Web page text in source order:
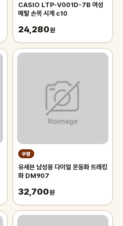
CASIO LTP-V001D-7B 여성
메탈 손목 시계 c10
24,280원
쿠팡
유세븐 남성용 다이얼 운동화 트래킹
화 DM907
32,700원